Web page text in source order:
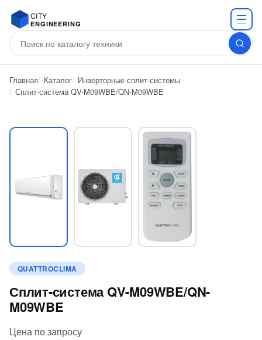
CITY
ENGINEERING
Главная Каталог Инверторные сплит-системы
Сплит-система QV-M09WBE/QN-M09WBE
QUATTROCLIMA
Сплит-система QV-M09WBE/QN-
M09WBE
Цена по запросу